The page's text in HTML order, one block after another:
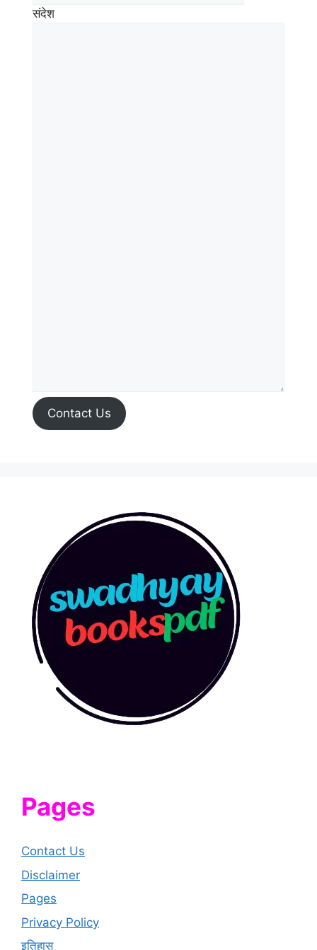
संदेश
Contact Us
Pages
Contact Us
Disclaimer
Pages
Privacy Policy
इतिहास